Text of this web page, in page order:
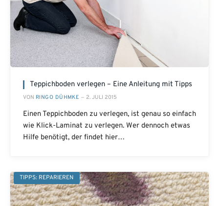
Teppichboden verlegen – Eine Anleitung mit Tipps
VON RINGO DÜHMKE 2. JULI 2015
Einen Teppichboden zu verlegen, ist genau so einfach
wie Klick-Laminat zu verlegen. Wer dennoch etwas
Hilfe benötigt, der findet hier…
TIPPS: REPARIEREN